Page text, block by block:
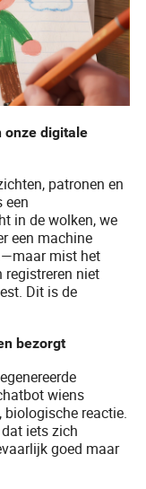
onze digitale
patronen en
een
in de wolken, we
een machine
mist het
niet
Dit is de
bezorgt
wiens
biologische reactie.
iets zich
goed maar